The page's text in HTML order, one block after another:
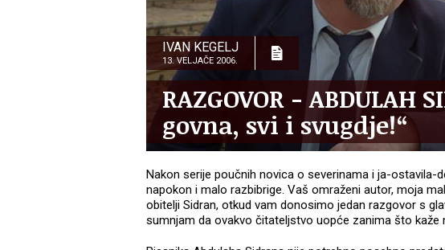
IVAN KEGELJ
13. VELJAČE 2006.
RAZGOVOR - ABDULAH
govna, svi i svugdje!“
Nakon serije poučnih novica o severinama i ja-ostavila-
napokon i malo razbibrige. Vaš omraženi autor, moja
obitelji Sidran, otkud vam donosimo jedan razgovor s
sumnjam da ovakvo čitateljstvo uopće zanima što kaže